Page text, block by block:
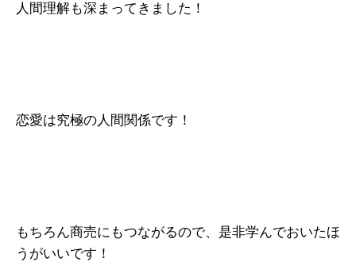
人間理解も深まってきました！
恋愛は究極の人間関係です！
もちろん商売にもつながるので、是非学んでおいたほ
うがいいです！